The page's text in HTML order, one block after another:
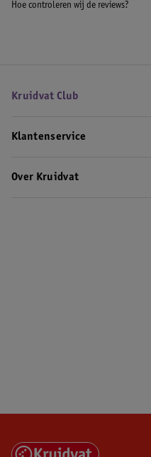
Hoe controleren wij de reviews?
Kruidvat Club
Klantenservice
Over Kruidvat